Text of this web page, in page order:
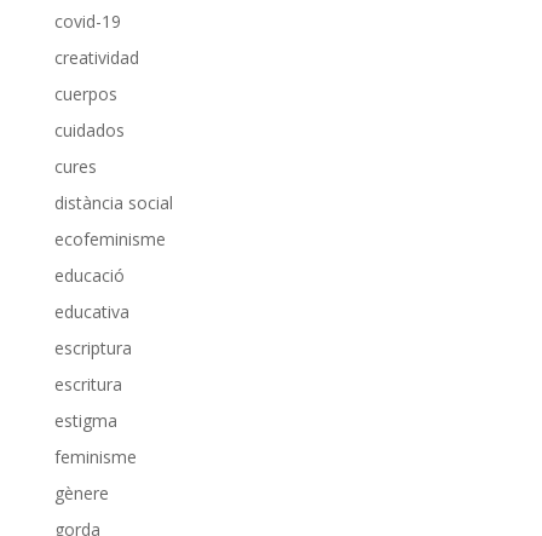
covid-19
creatividad
cuerpos
cuidados
cures
distància social
ecofeminisme
educació
educativa
escriptura
escritura
estigma
feminisme
gènere
gorda